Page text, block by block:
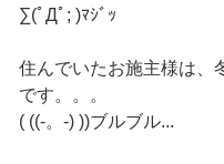
∑(ﾟДﾟ; )ﾏｼﾞｯ
住んでいたお施主様は、
です。。。
( ((-。-) ))ブルブル...